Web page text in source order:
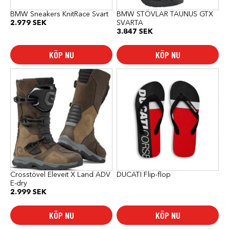
BMW Sneakers KnitRace Svart
2.979 SEK
KÖP NU
produktsidan
BMW STÖVLAR TAUNUS GTX
SVARTA
3.847 SEK
KÖP NU
produktsidan
Crosstövel Eleveit X Land ADV
E-dry
2.999 SEK
KÖP NU
här
produkten
har
flera
varianter.
De
olika
alternativen
kan
väljas
på
produktsidan
DUCATI Flip-flop
KÖP NU